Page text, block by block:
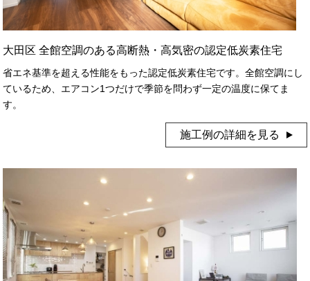
大田区 全館空調のある高断熱・高気密の認定低炭素住宅
省エネ基準を超える性能をもった認定低炭素住宅です。全館空調にし
ているため、エアコン1つだけで季節を問わず一定の温度に保てま
す。
施工例の詳細を見る